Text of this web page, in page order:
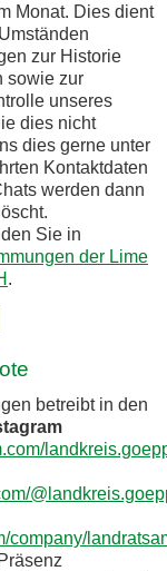
Monat. Dies dient
zur Historie
sowie zur
unseres
dies nicht
dies gerne unter
Kontaktdaten
werden dann
Sie in
der Lime
.
betreibt in den
company/